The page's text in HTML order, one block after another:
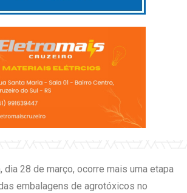
dia 28 de março, ocorre mais uma etapa
embalagens de agrotóxicos no